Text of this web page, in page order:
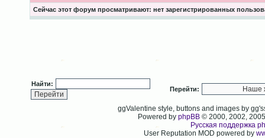
Сейчас этот форум просматривают: нет зарегистрированных
Найти:
Перейти:
ggValentine style, buttons and images by
Powered byphpBB © 2000, 2002,
Русская поддержка
User Reputation MOD powered by